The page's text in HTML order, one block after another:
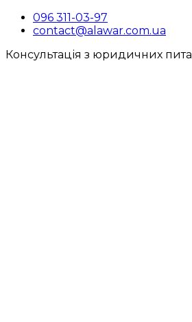
096 311-03-97
contact@alawar.com.ua
Консультація з юридичних